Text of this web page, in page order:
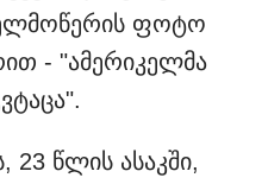
ფოტო
- "ამერიკელმა
23 წლის ასაკში,